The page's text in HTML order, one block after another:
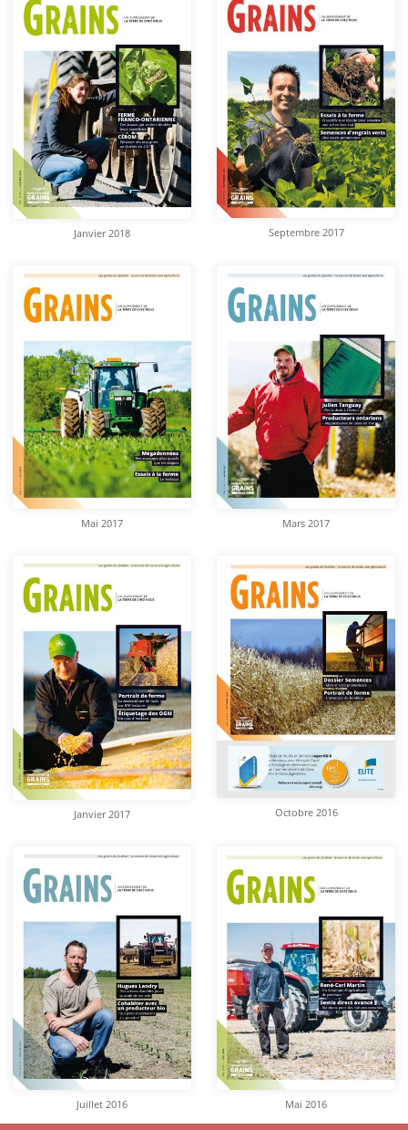
Janvier 2018 Septembre 2017
Mai 2017 Mars 2017
Janvier 2017 Octobre 2016
Juillet 2016 Mai 2016